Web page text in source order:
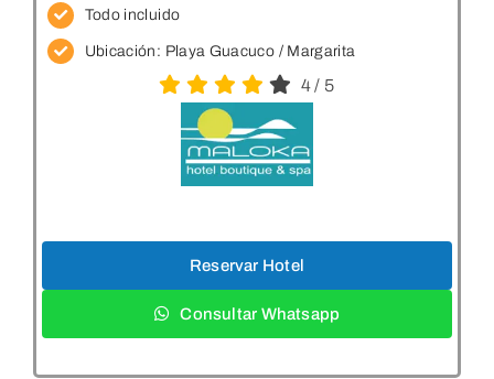
Todo incluido
Ubicación: Playa Guacuco / Margarita
4/ 5
Reservar Hotel
Consultar Whatsapp